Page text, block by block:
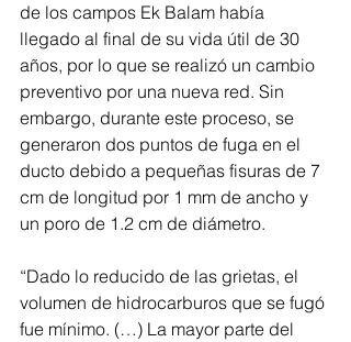
de los campos Ek Balam había
llegado al final de su vida útil de 30
años, por lo que se realizó un cambio
preventivo por una nueva red. Sin
embargo, durante este proceso, se
generaron dos puntos de fuga en el
ducto debido a pequeñas fisuras de 7
cm de longitud por 1 mm de ancho y
un poro de 1.2 cm de diámetro.
“Dado lo reducido de las grietas, el
volumen de hidrocarburos que se fugó
fue mínimo. (…) La mayor parte del